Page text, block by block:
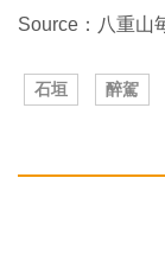
Source：八重山
石垣 醉駕